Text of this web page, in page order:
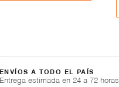
ENVÍOS A TODO EL PAÍS
Entrega estimada en 24 a 72 horas